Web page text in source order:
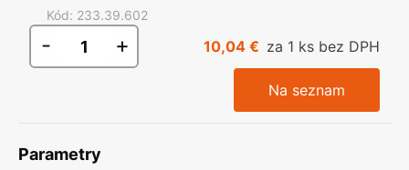
Kód: 233.39.602
- + 10,04 € za 1 ks bez DPH
Na seznam
Parametry